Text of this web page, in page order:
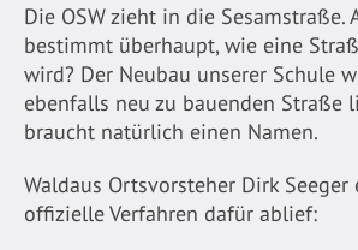
Die OSW zieht in die Sesamstraße.
bestimmt überhaupt, wie eine
wird? Der Neubau unserer Schule
ebenfalls neu zu bauenden Straße
braucht natürlich einen Namen.
Waldaus Ortsvorsteher Dirk
offizielle Verfahren dafür ablief: